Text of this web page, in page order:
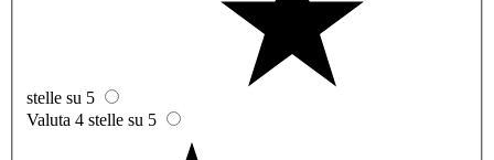
stelle su 5
Valuta 4 stelle su 5